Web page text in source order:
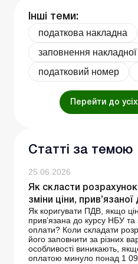
Інші теми:
податкова накладна
заповнення накладної
податковий номер
Перейти до
Статті за темою
25.06.2026
Як скласти розрахунок
зміни ціни,
Як коригувати ПДВ, якщо
прив’язана до курсу НБУ та
оплати? Коли складати
його заповнити за різних
особливості виникають,
оплатою минуло понад 1 095